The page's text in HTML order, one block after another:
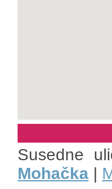
Susedne
Mohačka |